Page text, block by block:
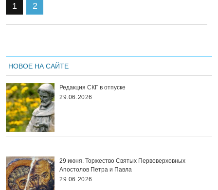
1 2
НОВОЕ НА САЙТЕ
Редакция СКГ в отпуске
29.06.2026
29 июня. Торжество Святых Первоверховных
Апостолов Петра и Павла
29.06.2026